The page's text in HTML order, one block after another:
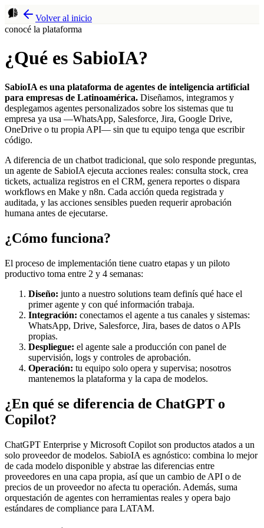
Volver al inicio
conocé la plataforma
¿Qué es SabioIA?
SabioIA es una plataforma de agentes de inteligencia artificial
para empresas de Latinoamérica. Diseñamos, integramos y
desplegamos agentes personalizados sobre los sistemas que tu
empresa ya usa —WhatsApp, Salesforce, Jira, Google Drive,
OneDrive o tu propia API— sin que tu equipo tenga que escribir
código.
A diferencia de un chatbot tradicional, que solo responde preguntas,
un agente de SabioIA ejecuta acciones reales: consulta stock, crea
tickets, actualiza registros en el CRM, genera reportes o dispara
workflows en Make y n8n. Cada acción queda registrada y
auditada, y las acciones sensibles pueden requerir aprobación
humana antes de ejecutarse.
¿Cómo funciona?
El proceso de implementación tiene cuatro etapas y un piloto
productivo toma entre 2 y 4 semanas:
Diseño: junto a nuestro solutions team definís qué hace el
primer agente y con qué información trabaja.
Integración: conectamos el agente a tus canales y sistemas:
WhatsApp, Drive, Salesforce, Jira, bases de datos o APIs
propias.
Despliegue: el agente sale a producción con panel de
supervisión, logs y controles de aprobación.
Operación: tu equipo solo opera y supervisa; nosotros
mantenemos la plataforma y la capa de modelos.
¿En qué se diferencia de ChatGPT o
Copilot?
ChatGPT Enterprise y Microsoft Copilot son productos atados a un
solo proveedor de modelos. SabioIA es agnóstico: combina lo mejor
de cada modelo disponible y abstrae las diferencias entre
proveedores en una capa propia, así que un cambio de API o de
precios de un proveedor no afecta tu operación. Además, suma
orquestación de agentes con herramientas reales y opera bajo
estándares de compliance para LATAM.